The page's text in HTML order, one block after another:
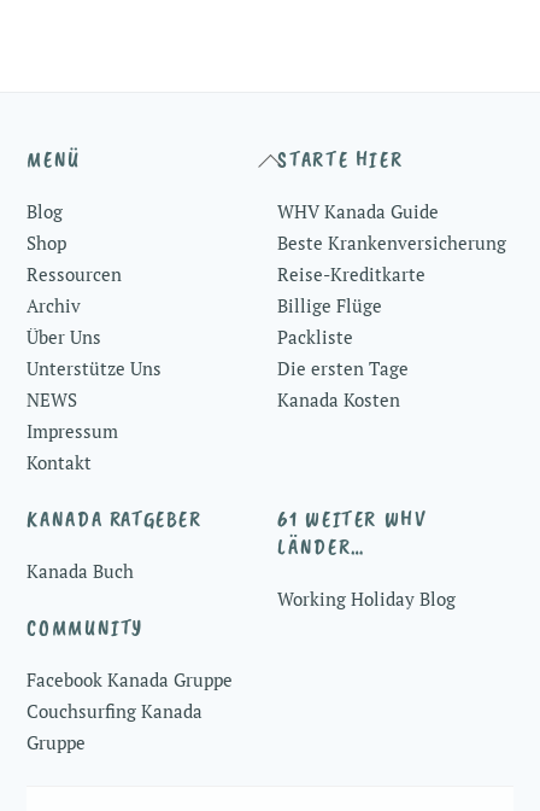
Back
Top
MENÜ
Blog
Shop
Ressourcen
Archiv
Über Uns
Unterstütze Uns
NEWS
Impressum
Kontakt
STARTE HIER
WHV Kanada Guide
Beste Krankenversicherung
Reise-Kreditkarte
Billige Flüge
Packliste
Die ersten Tage
Kanada Kosten
KANADA RATGEBER
Kanada Buch
COMMUNITY
Facebook Kanada Gruppe
Couchsurfing Kanada
Gruppe
61 WEITER WHV
LÄNDER…
Working Holiday Blog